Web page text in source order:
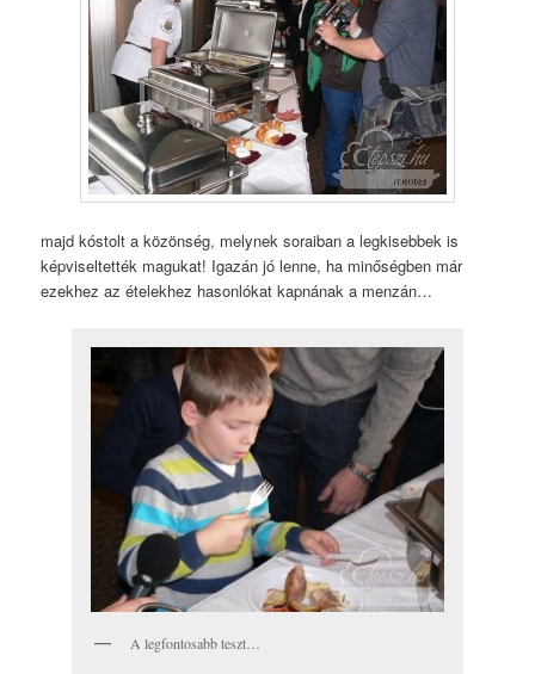
majd kóstolt a közönség, melynek soraiban a legkisebbek is
képviseltették magukat! Igazán jó lenne, ha minőségben már
ezekhez az ételekhez hasonlókat kapnának a menzán…
A legfontosabb teszt…